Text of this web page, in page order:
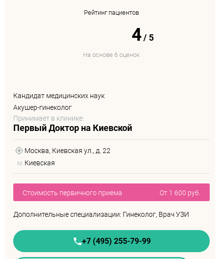
Рейтинг пациентов
4/5
На основе 6 оценок
Кандидат медицинских наук
Акушер-гинеколог
Принимает в клинике:
Первый Доктор на Киевской
Москва, Киевская ул., д. 22
м. Киевская
Стоимость первичного приема От 1 600 руб.
Дополнительные специализации: Гинеколог, Врач УЗИ
+7 (495) 255-79-99